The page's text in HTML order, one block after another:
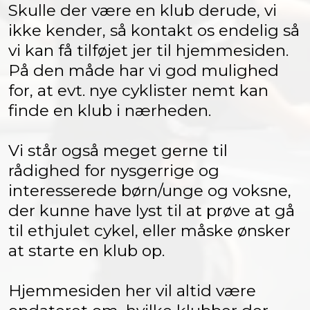
Skulle der være en klub derude, vi
ikke kender, så kontakt os endelig så
vi kan få tilføjet jer til hjemmesiden.
På den måde har vi god mulighed
for, at evt. nye cyklister nemt kan
finde en klub i nærheden.
Vi står også meget gerne til
rådighed for nysgerrige og
interesserede børn/unge og voksne,
der kunne have lyst til at prøve at gå
til ethjulet cykel, eller måske ønsker
at starte en klub op.
Hjemmesiden her vil altid være